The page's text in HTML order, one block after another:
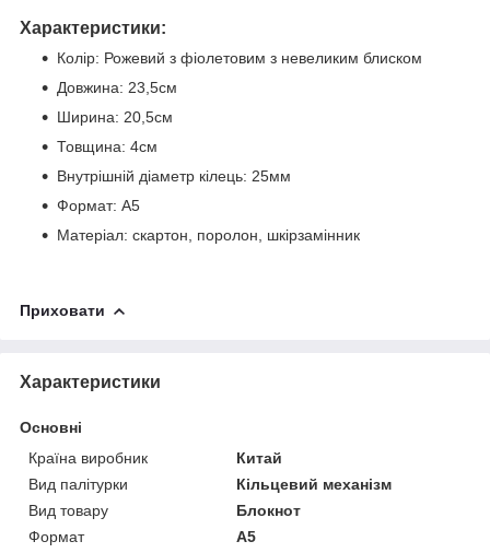
Характеристики:
Колір: Рожевий з фіолетовим з невеликим блиском
Довжина: 23,5см
Ширина: 20,5см
Товщина: 4см
Внутрішній діаметр кілець: 25мм
Формат: А5
Матеріал: скартон, поролон, шкірзамінник
Приховати
Характеристики
Основні
Країна виробник
Китай
Вид палітурки
Кільцевий механізм
Вид товару
Блокнот
Формат
A5